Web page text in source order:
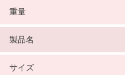
重量
製品名
サイズ